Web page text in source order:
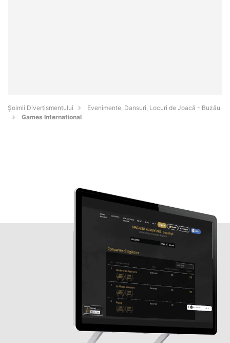
Şoimii Divertismentului
Evenimente, Dansuri, Locuri de Joacă - Buzău
Games International